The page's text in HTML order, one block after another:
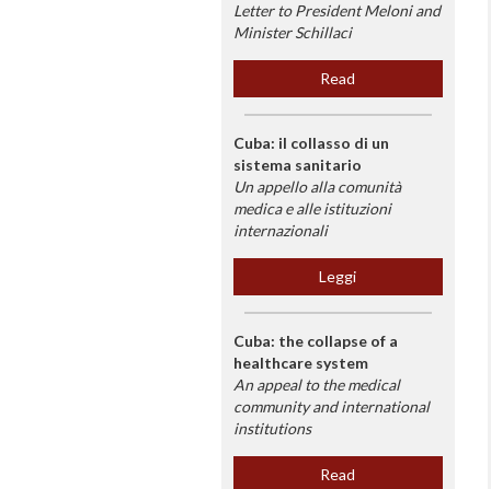
Letter to President Meloni and
Minister Schillaci
Read
Cuba: il collasso di un
sistema sanitario
Un appello alla comunità
medica e alle istituzioni
internazionali
Leggi
Cuba: the collapse of a
healthcare system
An appeal to the medical
community and international
institutions
Read